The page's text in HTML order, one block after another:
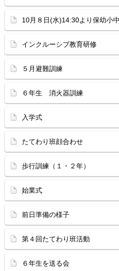
10月８日(水)14:30より保幼小
インクルーシブ教育研修
５月避難訓練
６年生 消火器訓練
入学式
たてわり班顔合わせ
歩行訓練（１・２年）
始業式
前日準備の様子
第４回たてわり班活動
６年生を送る会